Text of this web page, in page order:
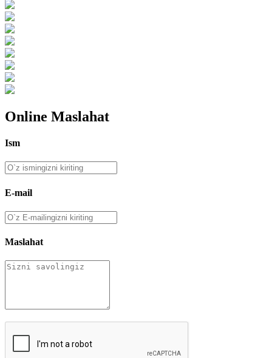
Online Maslahat
Ism
E-mail
Maslahat